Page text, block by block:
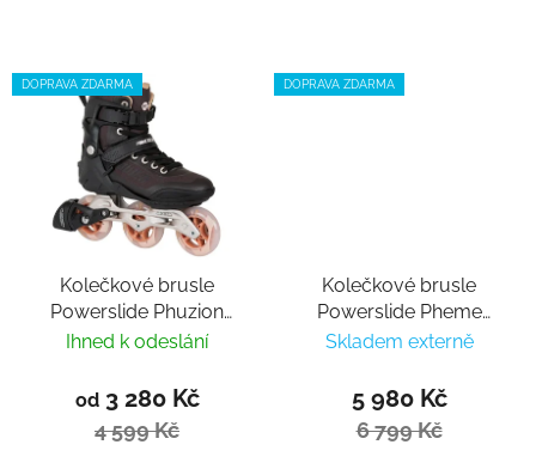
DOPRAVA ZDARMA
Kolečkové brusle
Powerslide Phuzion
Radon Bronze 90
Ihned k odeslání
od3 280 Kč
4 599 Kč
DOPRAVA ZDARMA
Kolečkové brusle
Powerslide Pheme
Lilac 100 Trinity
Skladem externě
5 980 Kč
6 799 Kč